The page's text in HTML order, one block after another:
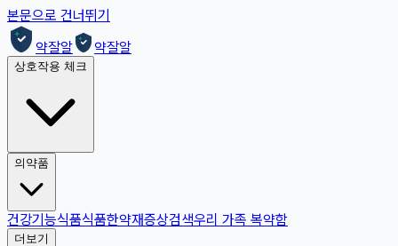
본문으로 건너뛰기
약잘알
약잘알
상호작용 체크
의약품
건강기능식품식품한약재증상검색우리 가족 복약함
더보기